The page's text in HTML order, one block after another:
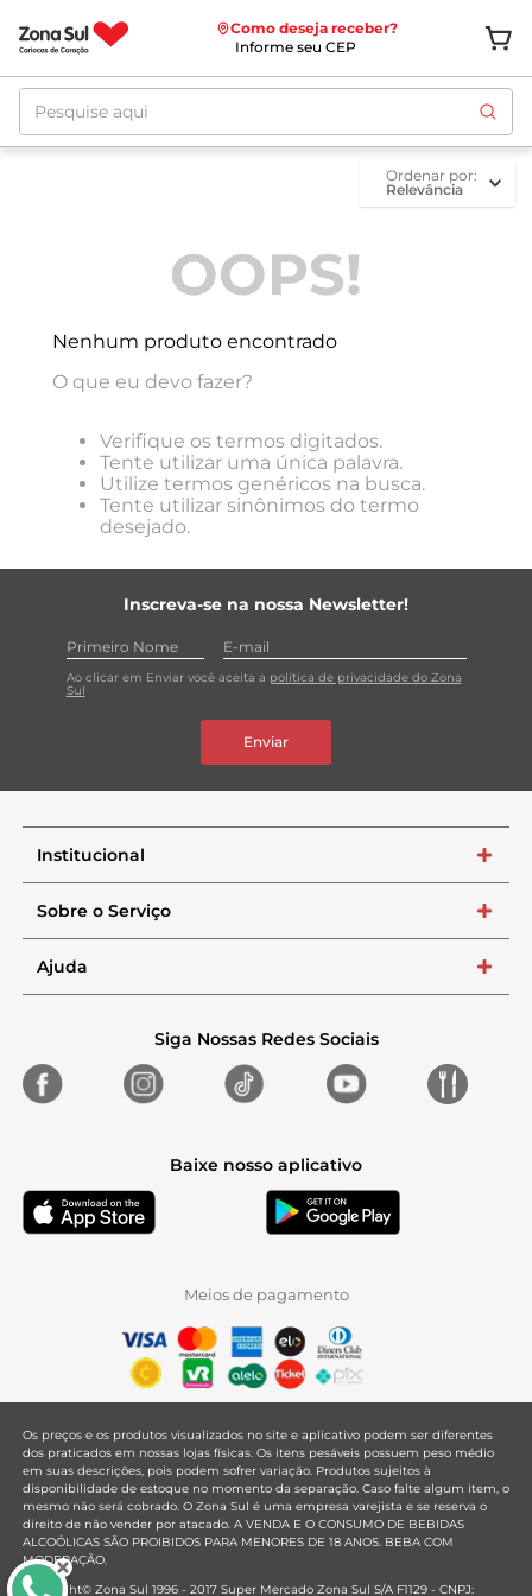
Como deseja receber?
Informe seu CEP
Pesquise aqui
ordenar por
Relevância
OOPS!
Nenhum produto encontrado
O que eu devo fazer?
Verifique os termos digitados.
Tente utilizar uma única palavra.
Utilize termos genéricos na busca.
Tente utilizar sinônimos do termo
desejado.
Inscreva-se na nossa Newsletter!
Ao clicar em Enviar você aceita a política de privacidade do Zona
Sul
Enviar
Institucional +
Sobre o Serviço +
Ajuda +
Siga Nossas Redes Sociais
Baixe nosso aplicativo
Meios de pagamento
Os preços e os produtos visualizados no site e aplicativo podem ser diferentes
dos praticados em nossas lojas físicas. Os itens pesáveis possuem peso médio
em suas descrições, pois podem sofrer variação. Produtos sujeitos à
disponibilidade de estoque no momento da separação. Caso falte algum item, o
mesmo não será cobrado. O Zona Sul é uma empresa varejista e se reserva o
direito de não vender por atacado. A VENDA E O CONSUMO DE BEBIDAS
ALCOÓLICAS SÃO PROIBIDOS PARA MENORES DE 18 ANOS. BEBA COM
MODERAÇÃO.
Copyright© Zona Sul 1996 - 2017 Super Mercado Zona Sul S/A F1129 - CNPJ: